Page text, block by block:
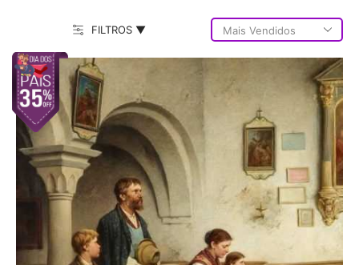
FILTROS ▼